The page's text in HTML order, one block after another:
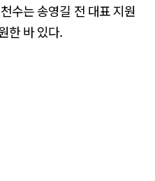
수는 송영길 전 대표 지원
한 바 있다.